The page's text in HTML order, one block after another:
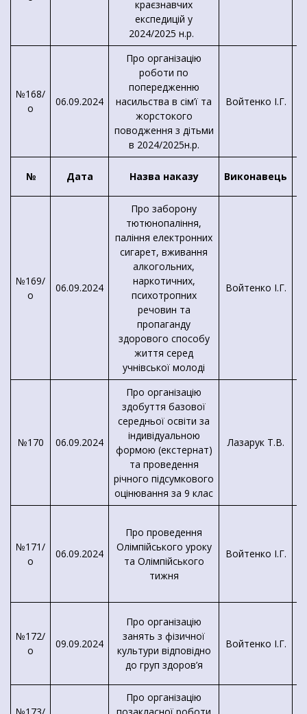
краєзнавчих
експедицій у
2024/2025 н.р.
№168/
о
06.09.2024
Про організацію
роботи по
попередженню
насильства в сім’ї та
жорстокого
поводження з дітьми
в 2024/2025н.р.
Войтенко І.Г.
№ Дата Назва наказу Виконавець
№169/
о
06.09.2024
Про заборону
тютюнопаління,
паління електронних
сигарет, вживання
алкогольних,
наркотичних,
психотропних
речовин та
пропаганду
здорового способу
життя серед
учнівської молоді
Войтенко І.Г.
№170 06.09.2024
Про організацію
здобуття базової
середньої освіти за
індивідуальною
формою (екстернат)
та проведення
річного підсумкового
оцінювання за 9 клас
Лазарук Т.В.
№171/
о
06.09.2024
Про проведення
Олімпійського уроку
та Олімпійського
тижня
Войтенко І.Г.
№172/
о
09.09.2024
Про організацію
занять з фізичної
культури відповідно
до груп здоров’я
Войтенко І.Г.
Про організацію